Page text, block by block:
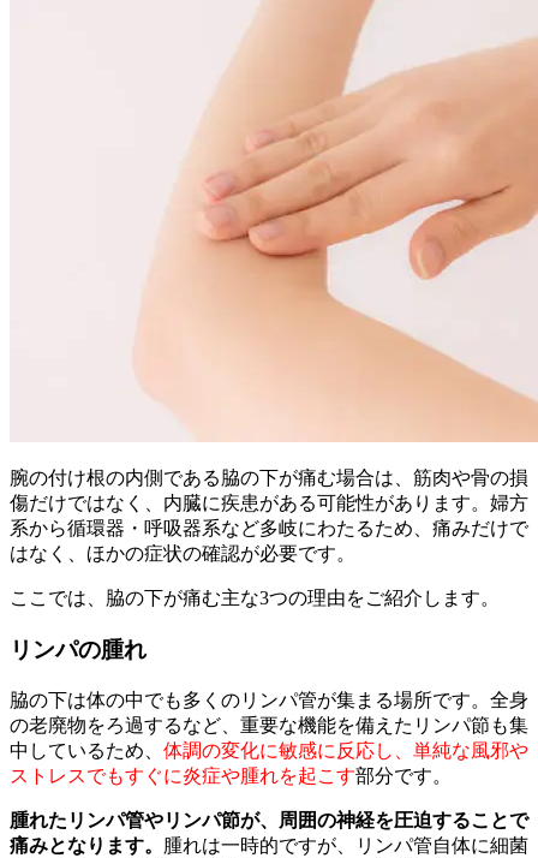
腕の付け根の内側である脇の下が痛む場合は、筋肉や骨の損
傷だけではなく、内臓に疾患がある可能性があります。婦方
系から循環器・呼吸器系など多岐にわたるため、痛みだけで
はなく、ほかの症状の確認が必要です。
ここでは、脇の下が痛む主な3つの理由をご紹介します。
リンパの腫れ
脇の下は体の中でも多くのリンパ管が集まる場所です。全身
の老廃物をろ過するなど、重要な機能を備えたリンパ節も集
中しているため、 体調の変化に敏感に反応し、単純な風邪や
ストレスでもすぐに炎症や腫れを起こす部分です。
腫れたリンパ管やリンパ節が、周囲の神経を圧迫することで
痛みとなります。 腫れは一時的ですが、リンパ管自体に細菌